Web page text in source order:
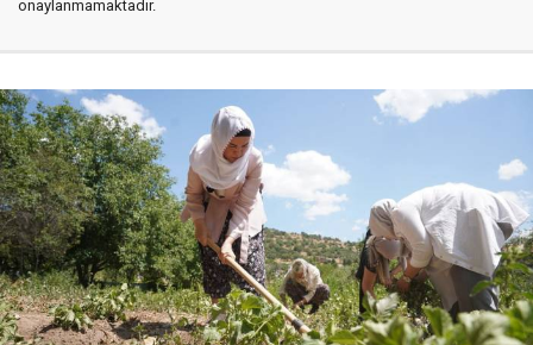
onaylanmamaktadır.